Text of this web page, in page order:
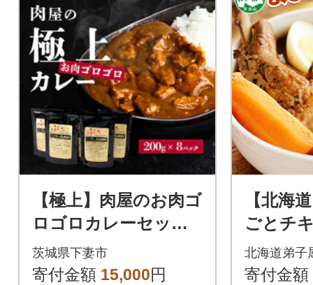
【極上】肉屋のお肉ゴ
ロゴロカレーセット
(中辛8パック)
茨城県下妻市
寄付金額 15,000円
【北海
ごとチ
ープカ
3739
北海道弟子
寄付金額